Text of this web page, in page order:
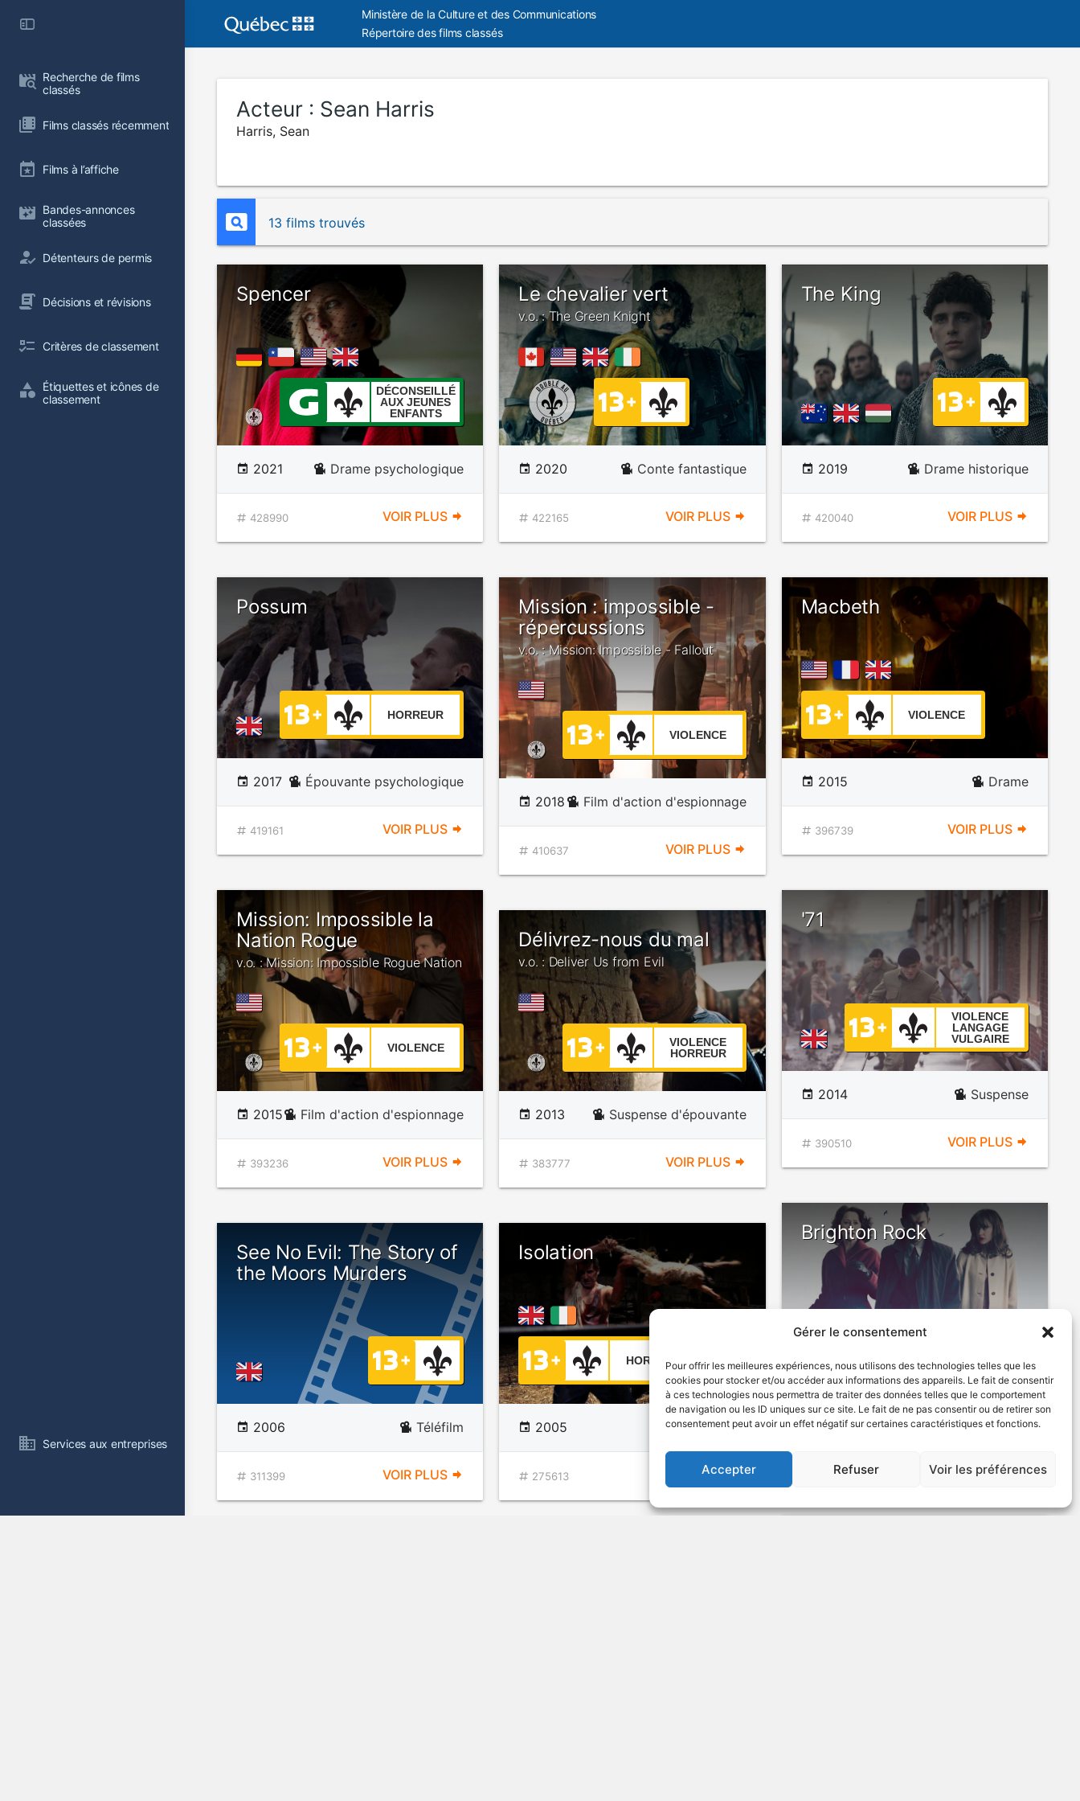
Gérer le consentement
Pour offrir les meilleures expériences, nous utilisons des technologies telles que les
cookies pour stocker et/ou accéder aux informations des appareils. Le fait de consentir
à ces technologies nous permettra de traiter des données telles que le comportement
de navigation ou les ID uniques sur ce site. Le fait de ne pas consentir ou de retirer son
consentement peut avoir un effet négatif sur certaines caractéristiques et fonctions.
Accepter Refuser Voir les préférences
Recherche de films
classés
Films classés récemment
Films à l’affiche
Bandes-annonces
classées
Détenteurs de permis
Décisions et révisions
Critères de classement
Étiquettes et icônes de
classement
Services aux entreprises
Ministère de la Culture et des Communications
Répertoire des films classés
Acteur : Sean Harris
Harris, Sean
13 films trouvés
Spencer
DÉCONSEILLÉ
AUX JEUNES
ENFANTS
2021 Drame psychologique
428990 VOIR PLUS
Le chevalier vert
v.o. : The Green Knight
2020 Conte fantastique
422165 VOIR PLUS
The King
2019 Drame historique
420040 VOIR PLUS
Possum
HORREUR
2017 Épouvante psychologique
419161 VOIR PLUS
Mission : impossible -
répercussions
v.o. : Mission: Impossible - Fallout
VIOLENCE
2018 Film d'action d'espionnage
410637 VOIR PLUS
Macbeth
VIOLENCE
2015 Drame
396739 VOIR PLUS
Mission: Impossible la
Nation Rogue
v.o. : Mission: Impossible Rogue Nation
VIOLENCE
2015 Film d'action d'espionnage
393236 VOIR PLUS
'71
VIOLENCE
LANGAGE
VULGAIRE
2014 Suspense
390510 VOIR PLUS
Délivrez-nous du mal
v.o. : Deliver Us from Evil
VIOLENCE
HORREUR
2013 Suspense d'épouvante
383777 VOIR PLUS
Brighton Rock
2010 Drame
See No Evil: The Story of
the Moors Murders
2006 Téléfilm
311399 VOIR PLUS
Isolation
HORREUR
2005 Épouvante
275613 VOIR PLUS